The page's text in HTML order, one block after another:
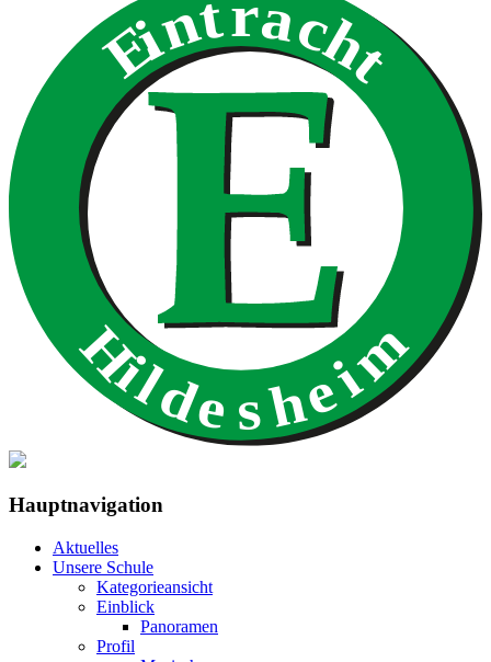
Hauptnavigation
Aktuelles
Unsere Schule
Kategorieansicht
Einblick
Panoramen
Profil